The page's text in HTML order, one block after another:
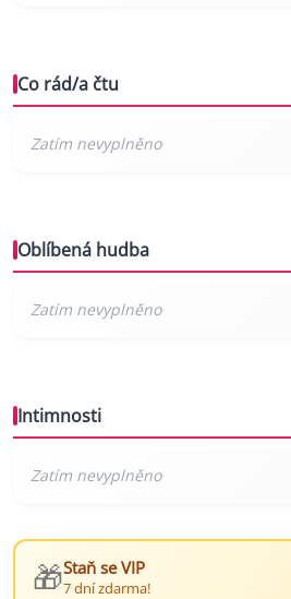
Co rád/a čtu
Oblíbená hudba
Intimnosti
🎁Staň se VIP
7 dní zdarma!